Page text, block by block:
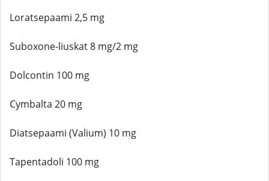
Loratsepaami 2,5 mg
Suboxone-liuskat 8 mg/2 mg
Dolcontin 100 mg
Cymbalta 20 mg
Diatsepaami (Valium) 10 mg
Tapentadoli 100 mg